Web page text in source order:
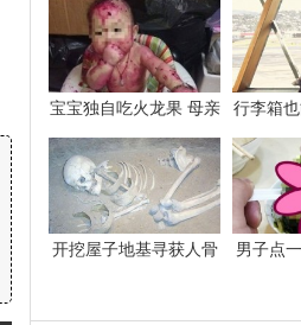
斯卡古拉事件
宝宝独自吃火龙果 母亲
行李箱
开挖屋子地基寻获人骨
男子点